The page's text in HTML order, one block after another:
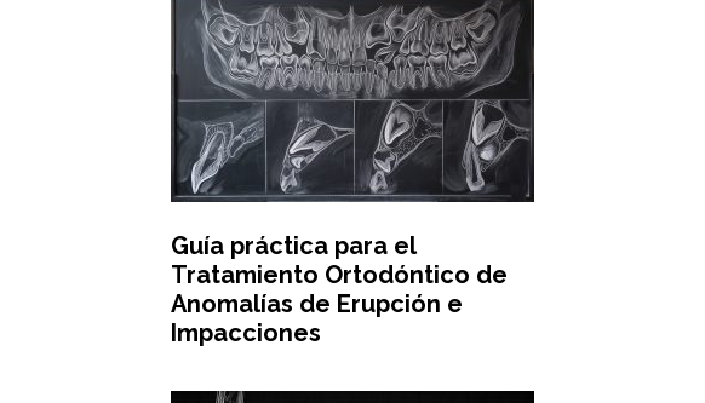
Guía práctica para el
Tratamiento Ortodóntico de
Anomalías de Erupción e
Impacciones